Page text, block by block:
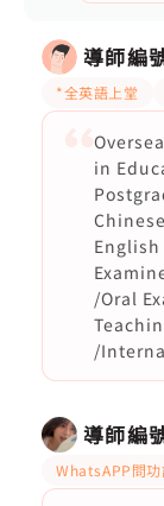
導師編
*全英語上堂
in
/Oral
/
導師編
WhatsAPP問功